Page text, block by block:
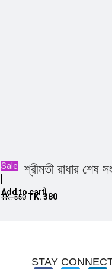
Sale
Add to cart
শ্রীমতী রাধার শেষ
TK.550 TK.380
STAY